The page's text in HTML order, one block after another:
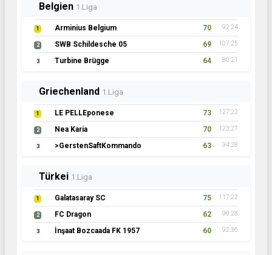
Belgien 1.Liga
1 Arminius Belgium 70 92:24
2 SWB Schildesche 05 69 107:25
3 Turbine Brügge 64 80:21
Griechenland 1.Liga
1 LE PELLEponese 73 127:22
2 Nea Karia 70 123:27
3 >GerstenSaftKommando 63 94:28
Türkei 1.Liga
1 Galatasaray SC 75 117:22
2 FC Dragon 62 90:28
3 İnşaat Bozcaada FK 1957 60 92:36